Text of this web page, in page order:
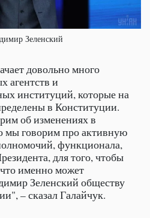
Зеленский
довольно много
агентств и
институций, которые на
в Конституции.
об изменениях в
мы говорим про активную
функционала,
для того, чтобы
именно может
Зеленский обществу
– сказал Галайчук.